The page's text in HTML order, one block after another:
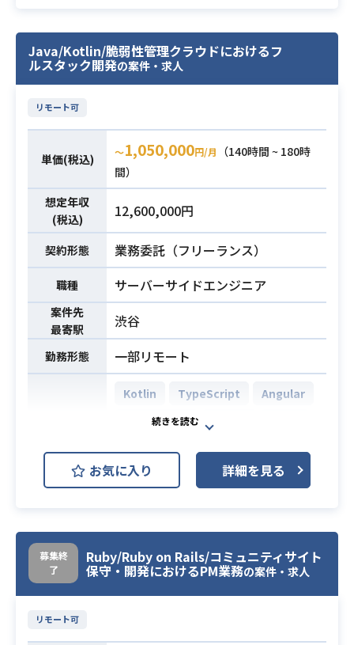
※詳細は面談時にお伝えします。
開発環境：
・言語・FW：Ruby, JavaScript, Ru
ck, Backlog
・インフラ：AWS（EC2, S3, RDS, E
Terraform
チーム体制：
・PM1名、ディレクター2名、エンジ
ニア4名、デザイナー1名体制
・現在8名体制、今後15名程度の組織
規模になる予定です。
・Ruby on Railsを用いたWebアプリ
ケーション開発の実務経験3年以上
・Webシステム開発における実務経
験3年以上
・詳細設計工程以降の一人称での対
応経験
・既存のソースコードを正確に読み
解き、スムーズに改修・改善を行え
幼稚園、保育園の運営を行っている
企業にて、
社内の勤怠管理や幼稚園等の園児管
理を行うシステムに携わっていただ
様々チームが動いている中で、
今回は、下記業務をご担当いただき
ます。
【業務内容】
・システム開発における設計、製
で要件定義も）
・システムの保守、運用
・現在活用しているソフトウエアと
のデータ連携開発、運用
・基本設計工程以降の対応が可能
・Java、SpringBoot、JPA、MySQ
Lを使用したWebアプリケーションの
開発が可能
・Javaを使用したバッチプロジェク
・AWS各サービスの利用経験
Java/Kotlin/脆弱性管理クラウドにおけるフ
ルスタック開発の案件・求人
リモート可
単価(税込) 〜1,050,000円/月
（140時間 ~ 180時
間）
想定年収
(税込)
12,600,000円
契約形態 業務委託（フリーランス）
職種 サーバーサイドエンジニア
案件先
最寄駅
渋谷
勤務形態 一部リモート
Kotlin TypeScript
Angular
Spring Boot
MySQL
AWS (Amazon Web Services)
Docker
Figma
開発・テストを担当いただきます。
（例：API開発、バッチ開発、BFF、
フロントエンド開発）
※ 個人のスキル特性・ご希望にあわ
お気に入り 詳細を見る
募集終
了
Ruby/Ruby on Rails/コミュニティサイト
保守・開発におけるPM業務の案件・求人
リモート可